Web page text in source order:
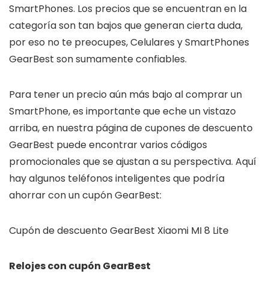
SmartPhones. Los precios que se encuentran en la
categoría son tan bajos que generan cierta duda,
por eso no te preocupes, Celulares y SmartPhones
GearBest son sumamente confiables.
Para tener un precio aún más bajo al comprar un
SmartPhone, es importante que eche un vistazo
arriba, en nuestra página de cupones de descuento
GearBest puede encontrar varios códigos
promocionales que se ajustan a su perspectiva. Aquí
hay algunos teléfonos inteligentes que podría
ahorrar con un cupón GearBest:
Cupón de descuento GearBest Xiaomi MI 8 Lite
Relojes con cupón GearBest